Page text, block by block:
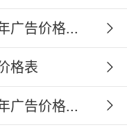
广告价格...
格表
广告价格...